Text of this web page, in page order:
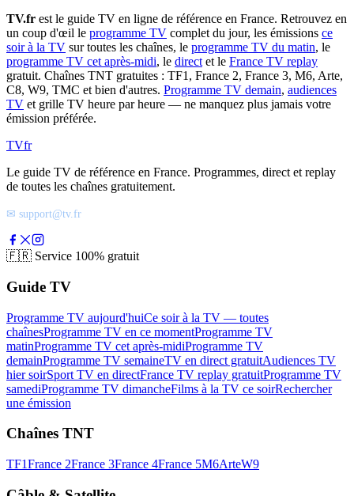
TV.fr est le guide TV en ligne de référence en France. Retrouvez en
un coup d'œil le programme TV complet du jour, les émissions ce
soir à la TV sur toutes les chaînes, le programme TV du matin, le
programme TV cet après-midi, le direct et le France TV replay
gratuit. Chaînes TNT gratuites : TF1, France 2, France 3, M6, Arte,
C8, W9, TMC et bien d'autres. Programme TV demain, audiences
TV et grille TV heure par heure — ne manquez plus jamais votre
émission préférée.
TVfr
Le guide TV de référence en France. Programmes, direct et replay
de toutes les chaînes gratuitement.
✉ support@tv.fr
🇫🇷 Service 100% gratuit
Guide TV
Programme TV aujourd'huiCe soir à la TV — toutes
chaînesProgramme TV en ce momentProgramme TV
matinProgramme TV cet après-midiProgramme TV
demainProgramme TV semaineTV en direct gratuitAudiences TV
hier soirSport TV en directFrance TV replay gratuitProgramme TV
samediProgramme TV dimancheFilms à la TV ce soirRechercher
une émission
Chaînes TNT
TF1France 2France 3France 4France 5M6ArteW9